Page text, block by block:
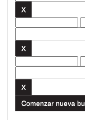
Comenzar nueva